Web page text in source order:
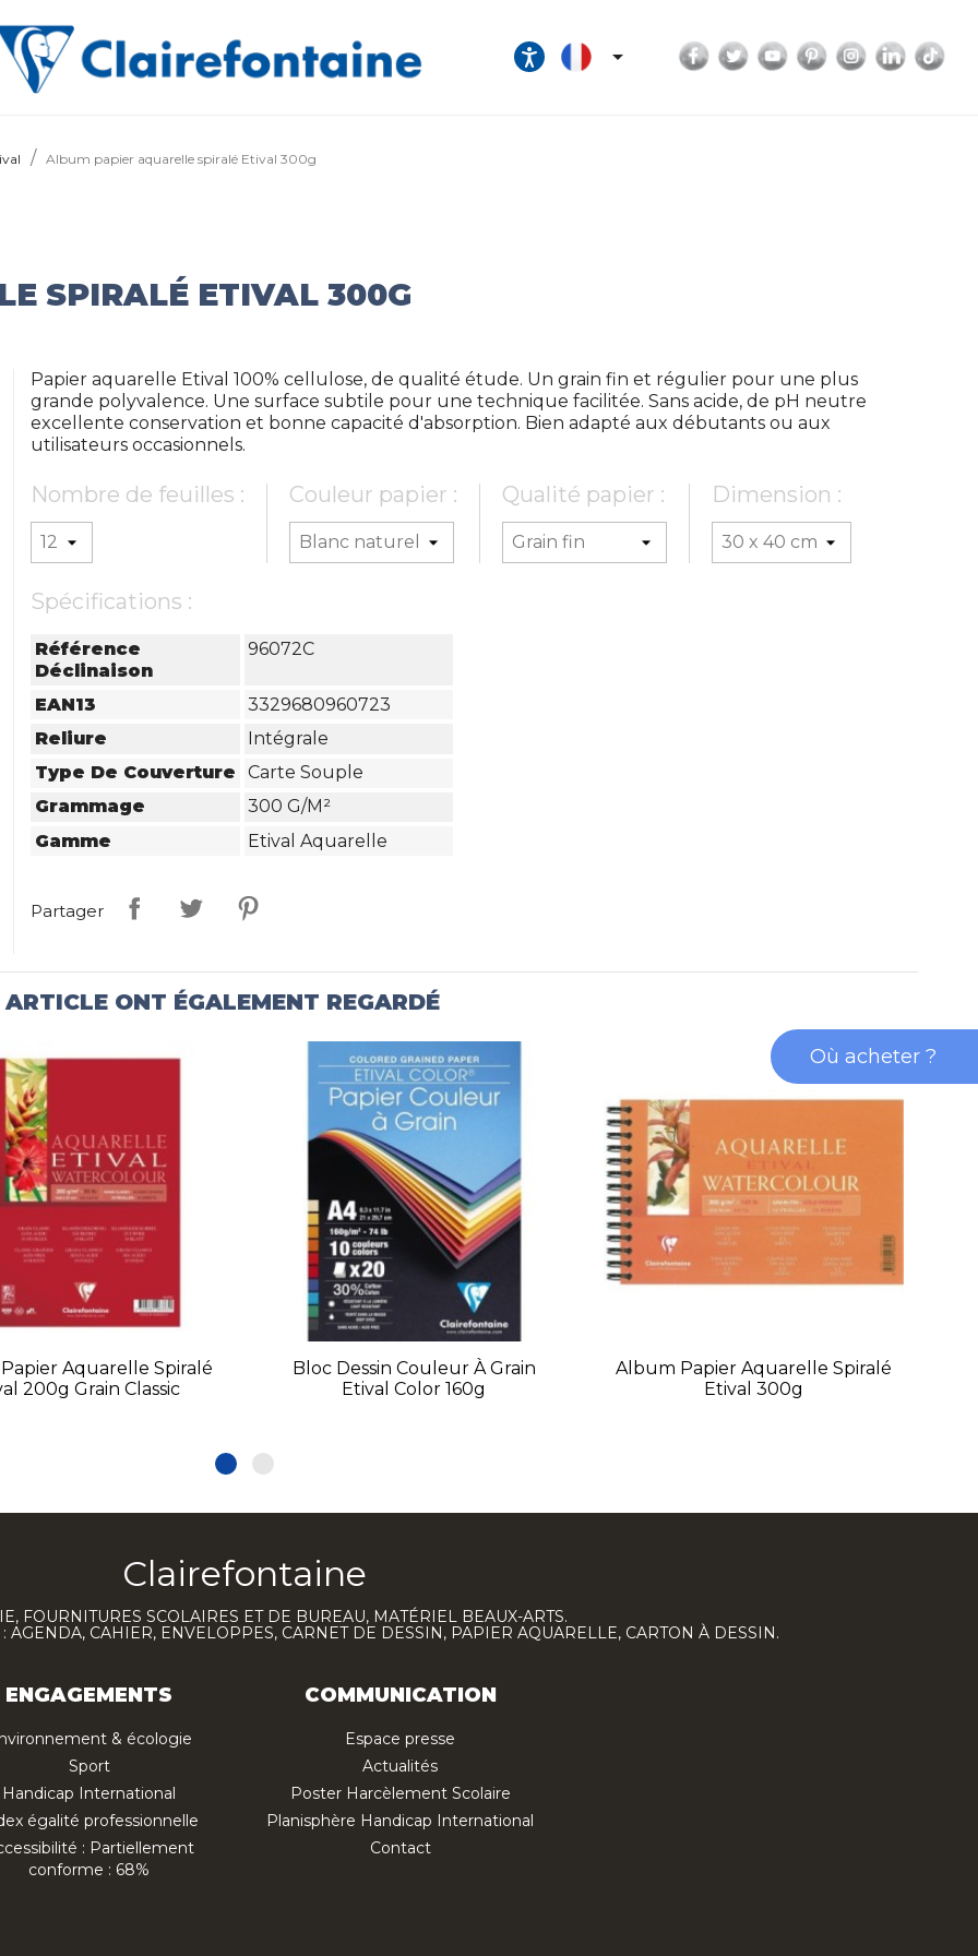
 Facebook
TwitterYouTubePinterestInstagram
Album papier aquarelle spiralé Etival 300g
SPIRALÉ ETIVAL 300G
Papier aquarelle Etival 100% cellulose, de qualité étude. Un grain fin et régulier pour une plus
grande polyvalence. Une surface subtile pour une technique facilitée. Sans acide, de pH neutre
excellente conservation et bonne capacité d'absorption. Bien adapté aux débutants ou aux
utilisateurs occasionnels.
Nombre de feuilles : Couleur papier : Qualité papier : Dimension :
Spécifications :
Référence
Déclinaison
96072C
EAN13
3329680960723
Reliure
Intégrale
Type De Couverture
Carte Souple
Grammage
300 G/m²
Gamme
Etival Aquarelle
Partager
ONT ÉGALEMENT REGARDÉ
Aquarelle Spiralé
200g Grain Classic
Bloc Dessin Couleur À Grain
Etival Color 160g
Album Papier Aquarelle Spiralé
Etival 300g
Clairefontaine
FOURNITURES SCOLAIRES ET DE BUREAU, MATÉRIEL BEAUX-ARTS.
AGENDA, CAHIER, ENVELOPPES, CARNET DE DESSIN, PAPIER AQUARELLE, CARTON À DESSIN.
ENGAGEMENTS
& écologie
Sport
Handicap International
égalité professionnelle
: Partiellement
conforme : 68%
COMMUNICATION
Espace presse
Actualités
Poster Harcèlement Scolaire
Planisphère Handicap International
Contact
Où acheter ?